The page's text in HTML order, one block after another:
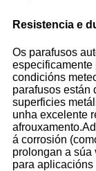
Resistencia e
Os parafusos
especificamente
condicións
parafusos están
superficies
unha excelente
á corrosión
prolongan a súa
para aplicacións